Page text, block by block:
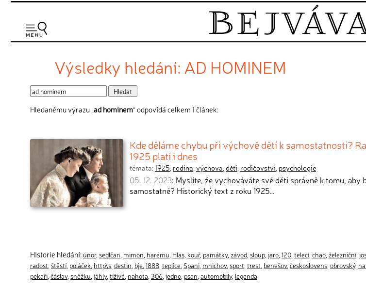
Výsledky hledání: AD HOMINEM
Hledanému výrazu „ad hominem“ odpovídá celkem 1 článek:
Kde děláme chybu při výchově dětí k samostatnosti?
1925 platí i dnes
témata:1925, rodina,výchova,děti, rodičovství, psychologie
05. 12. 2023: Myslíte, že vychováváte své děti správně k tomu, aby
samostatné? Historický text z roku 1925…
Historie hledání: únor, sedlčan mimon harému Hlas kouř, památky, závod sloup jaro 120 telecí chao železniční
radost štěstí poláček http\s destin bje 1888 teplice Spani mnichov, sport trest benešov, českoslovens obrovský,
pekaři čáslav, sněžku jáhly, tíživé nahota 306 jedno psan automobily, legenda